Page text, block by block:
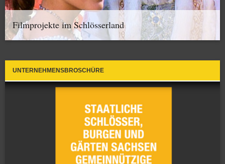
Filmprojekte im Schlösserland
UNTERNEHMENSBROSCHÜRE